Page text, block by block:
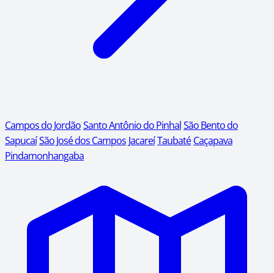
Campos do JordãoSanto Antônio do PinhalSão Bento do
SapucaíSão José dos Campos JacareíTaubaté Caçapava
Pindamonhangaba